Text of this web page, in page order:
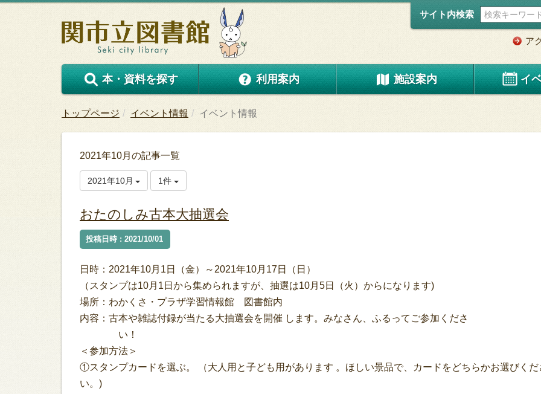
サイト内検索
ア
本・資料を探す 利用案内 施設案内 イ
トップページ イベント情報 イベント情報
2021年10月の記事一覧
2021年10月 1件
おたのしみ古本大抽選会
投稿日時 : 2021/10/01
日時：2021年10月1日（金）～2021年10月17日（日）
（スタンプは10月1日から集められますが、抽選は10月5日（火）からになります)
場所：わかくさ・プラザ学習情報館 図書館内
内容：古本や雑誌付録が当たる大抽選会を開催 します。みなさん、ふるってご参加くださ
い！
＜参加方法＞
①スタンプカードを選ぶ。 （大人用と子ども用があります 。ほしい景品で、カードをどちらかお選びくだ
い。)